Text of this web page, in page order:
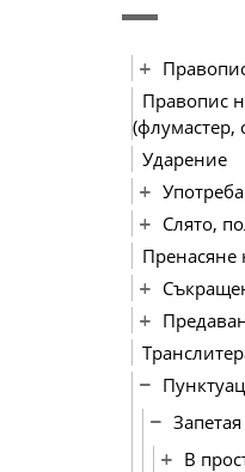
Правопис
(флумастер,
Ударение
Слято,
Пренасяне
Запетая
В